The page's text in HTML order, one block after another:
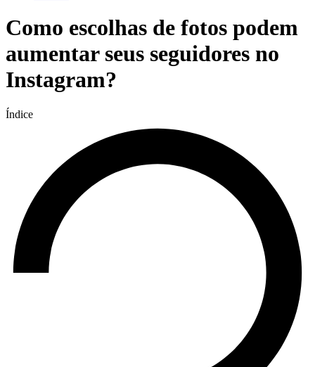
Como escolhas de fotos podem
aumentar seus seguidores no
Instagram?
Índice